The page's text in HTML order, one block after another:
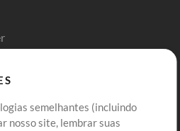
Entre
semelhantes (incluindo
nosso site, lembrar suas